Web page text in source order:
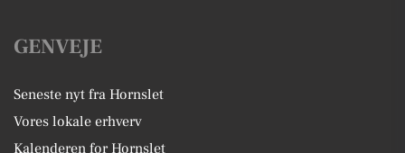
GENVEJE
Seneste nyt fra Hornslet
Vores lokale erhverv
Kalenderen for Hornslet